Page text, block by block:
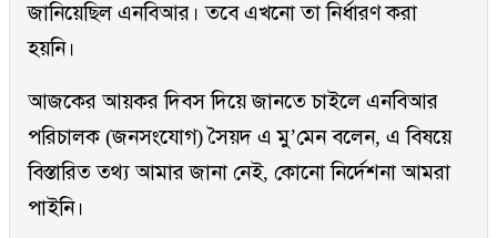
জানিয়েছিল এনবিআর। তবে এখনো তা নির্ধারণ করা
হয়নি।
আজকের আয়কর দিবস দিয়ে জানতে চাইলে এনবিআর
পরিচালক (জনসংযোগ) সৈয়দ এ মু’মেন বলেন, এ বিষয়ে
বিস্তারিত তথ্য আমার জানা নেই, কোনো নির্দেশনা আমরা
পাইনি।